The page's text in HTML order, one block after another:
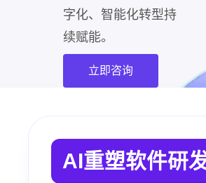
字化、智能化转型持
续赋能。
立即咨询
AI重塑软件研